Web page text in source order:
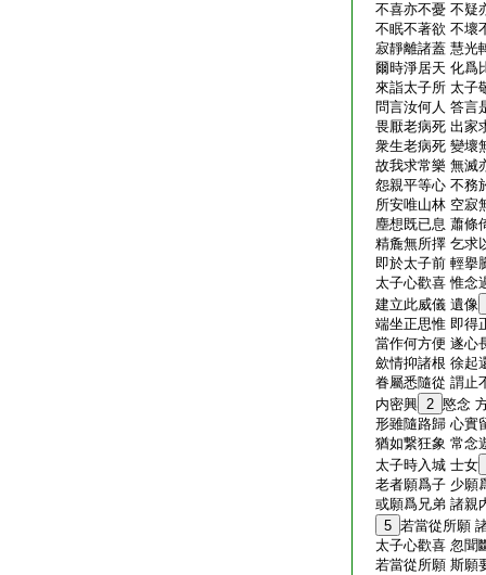
不喜亦不憂 不疑
不眠不著欲 不壞
寂靜離諸蓋 慧光
爾時淨居天 化爲
來詣太子所 太子
問言汝何人 答言
畏厭老病死 出家
衆生老病死 變壞
故我求常樂 無滅
怨親平等心 不務
所安唯山林 空寂
塵想既已息 蕭條
精麁無所擇 乞求
即於太子前 輕擧
太子心歡喜 惟念
建立此威儀 遺像
端坐正思惟 即得
當作何方便 遂心
歛情抑諸根 徐起
眷屬悉隨從 謂止
内密興 2 愍念
形雖隨路歸 心實
猶如繋狂象 常念
太子時入城 士女
老者願爲子 少願
或願爲兄弟 諸親
5 若當從所願
太子心歡喜 忽聞
若當從所願 斯願